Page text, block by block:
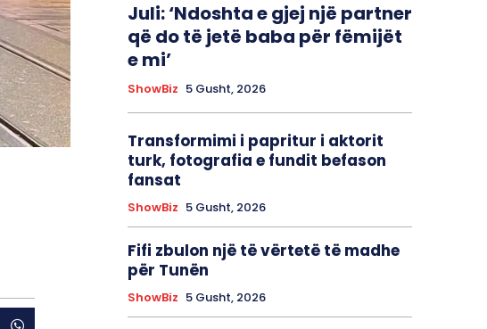
Juli: ‘Ndoshta e gjej një partner
që do të jetë baba për fëmijët
e mi’
ShowBiz 5 Gusht, 2026
Transformimi i papritur i aktorit
turk, fotografia e fundit befason
fansat
ShowBiz 5 Gusht, 2026
Fifi zbulon një të vërtetë të madhe
për Tunën
ShowBiz 5 Gusht, 2026